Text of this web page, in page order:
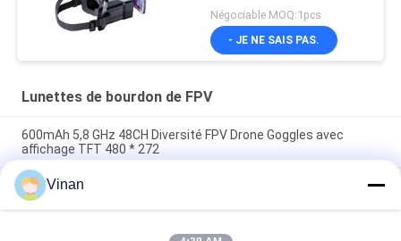
600mAh pour casque de
drone
Négociable MOQ:1pcs
- JE NE SAIS PAS.
Lunettes de bourdon de FPV
600mAh 5,8 GHz 48CH Diversité FPV Drone Goggles avec
affichage TFT 480 * 272
2,7 pouces mini TFT LCD le meilleur débutant de 5,8 gigahertz
emballant des lunettes 48 Channesl de FPV
Grand monoculaire 2,7" de champ de vision de TFT LCD
Vinan